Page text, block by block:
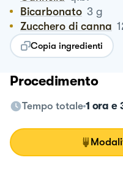
Bicarbonato 3 g
Zucchero di canna
Copia ingredienti
Procedimento
Tempo totale 1 ora e